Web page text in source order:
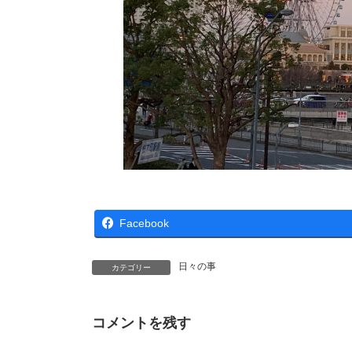
Facebook
カテゴリー 日々の事
コメントを残す